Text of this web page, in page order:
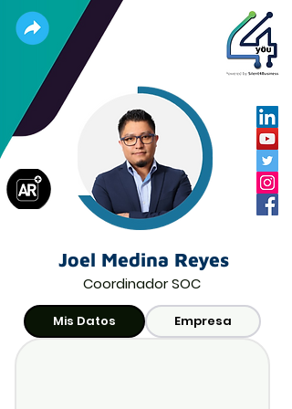
Joel Medina Reyes
Coordinador SOC
Mis Datos Empresa